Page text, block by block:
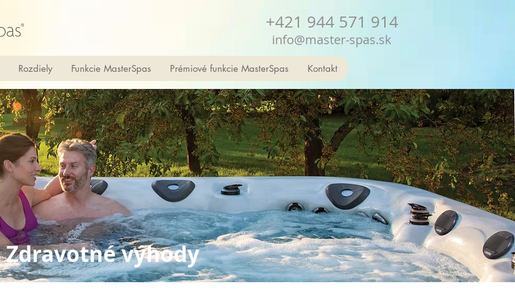
+421 944 571 914
info@master-spas.sk
Rozdiely Funkcie MasterSpas Prémiové funkcie MasterSpas Kontakt
Zdravotné výhody